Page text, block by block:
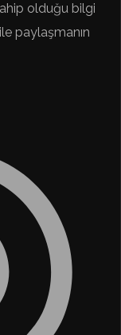
olduğu bilgi
paylaşmanın